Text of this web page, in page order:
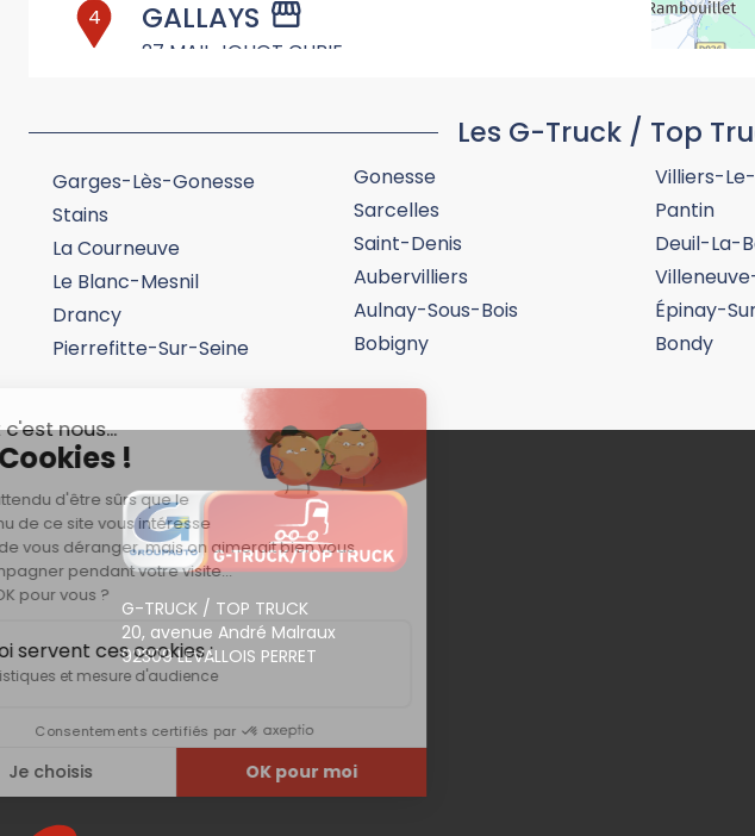
4 GALLAYS
27 MAIL JOLIOT CURIE
Plus d'informations
27.82
km
7 RUE HELENE BOUCHER
91380CHILLY MAZARIN
Les G-Truck / Top
Garges-Lès-Gonesse
Stains
La Courneuve
Le Blanc-Mesnil
Drancy
Pierrefitte-Sur-Seine
Gonesse
Sarcelles
Saint-Denis
Aubervilliers
Aulnay-Sous-Bois
Bobigny
Villiers-
Pantin
Deuil-La-
Épinay-
Bondy
G-TRUCK / TOP TRUCK
20, avenue André Malraux
92309 LEVALLOIS PERRET